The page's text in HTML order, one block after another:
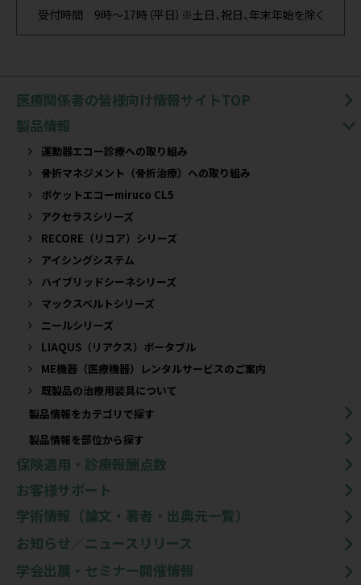
受付時間 9時～17時（平日）※土日、祝日、年末年始を除く
医療関係者の皆様向け情報サイトTOP
製品情報
運動器エコー診療への取り組み
骨折マネジメント（骨折治療）への取り組み
ポケットエコーmiruco CL5
アクセラスシリーズ
RECORE（リコア）シリーズ
アイシングシステム
ハイブリッドシーネシリーズ
マックスベルトシリーズ
ニールシリーズ
LIAQUS（リアクス）ポータブル
ME機器（医療機器）レンタルサービスのご案内
既製品の治療用装具について​
製品情報をカテゴリで探す
製品情報を部位から探す
保険適用・診療報酬点数
お客様サポート
学術情報（論文・著者・出典元一覧）
お知らせ／ニュースリリース
学会出展・セミナー開催情報